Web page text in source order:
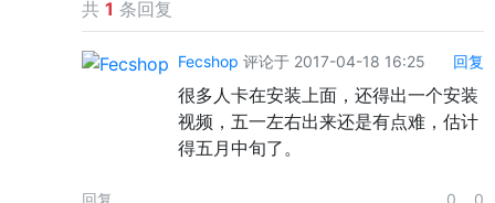
共 1 条回复
Fecshop 评论于 2017-04-18 16:25 回复
很多人卡在安装上面，还得出一个安装
视频，五一左右出来还是有点难，估计
得五月中旬了。
回复 0 0